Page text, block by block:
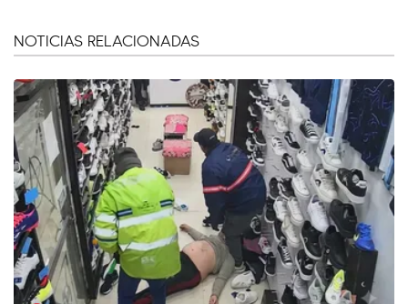
NOTICIAS RELACIONADAS